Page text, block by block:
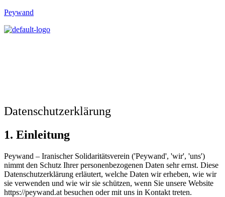
Peywand
Datenschutzerklärung
1. Einleitung
Peywand – Iranischer Solidaritätsverein ('Peywand', 'wir', 'uns')
nimmt den Schutz Ihrer personenbezogenen Daten sehr ernst. Diese
Datenschutzerklärung erläutert, welche Daten wir erheben, wie wir
sie verwenden und wie wir sie schützen, wenn Sie unsere Website
https://peywand.at besuchen oder mit uns in Kontakt treten.